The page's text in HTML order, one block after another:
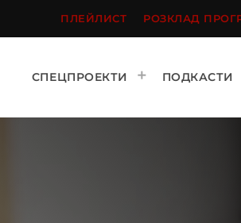
ПЛЕЙЛИСТ РОЗКЛАД
СПЕЦПРОЕКТИ ПОДКАСТИ